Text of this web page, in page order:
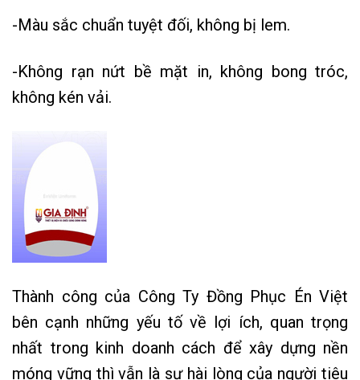
-Màu sắc chuẩn tuyệt đối, không bị lem.
-Không rạn nứt bề mặt in, không bong tróc,
không kén vải.
Thành công của Công Ty Đồng Phục Én Việt
bên cạnh những yếu tố về lợi ích, quan trọng
nhất trong kinh doanh cách để xây dựng nền
móng vững thì vẫn là sự hài lòng của người tiêu